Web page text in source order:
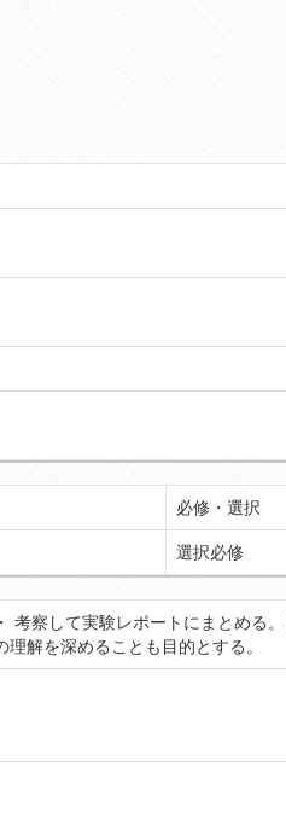
必修・選択
選択必修
察して実験レポートにまとめる
解を深めることも目的とする。